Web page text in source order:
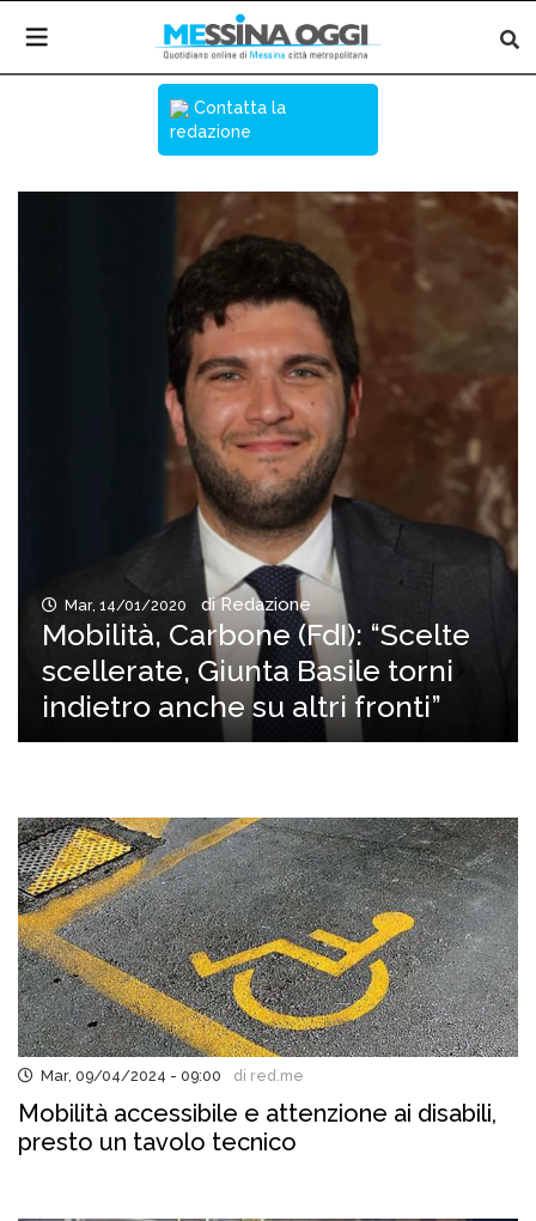
Contatta la
redazione
Mar, 14/01/2020 di Redazione
Mobilità, Carbone (FdI): “Scelte
scellerate, Giunta Basile torni
indietro anche su altri fronti”
Mar, 09/04/2024 - 09:00 di red.me
Mobilità accessibile e attenzione ai disabili,
presto un tavolo tecnico